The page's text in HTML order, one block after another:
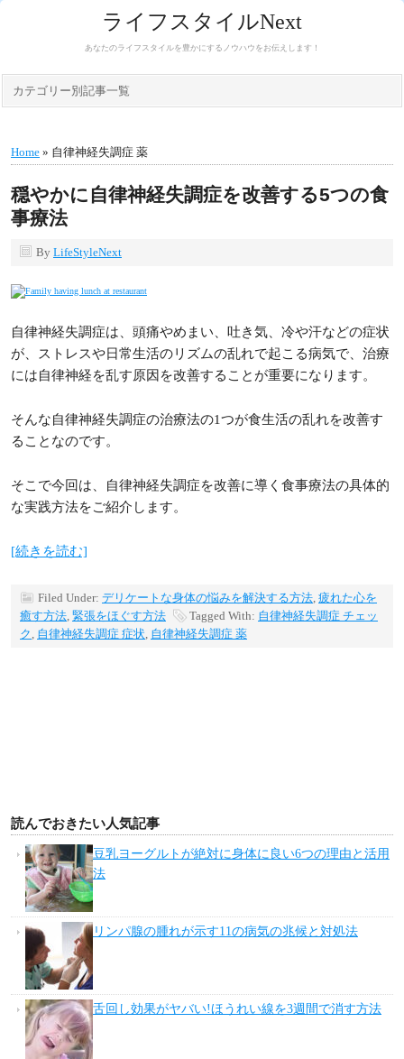
ライフスタイルNext
あなたのライフスタイルを豊かにするノウハウをお伝えします！
カテゴリー別記事一覧
Home » 自律神経失調症 薬
穏やかに自律神経失調症を改善する5つの食
事療法
By LifeStyleNext
自律神経失調症は、頭痛やめまい、吐き気、冷や汗などの症状
が、ストレスや日常生活のリズムの乱れで起こる病気で、治療
には自律神経を乱す原因を改善することが重要になります。
そんな自律神経失調症の治療法の1つが食生活の乱れを改善す
ることなのです。
そこで今回は、自律神経失調症を改善に導く食事療法の具体的
な実践方法をご紹介します。
[続きを読む]
Filed Under: デリケートな身体の悩みを解決する方法, 疲れた心を
癒す方法, 緊張をほぐす方法 Tagged With: 自律神経失調症 チェッ
ク , 自律神経失調症 症状, 自律神経失調症 薬
読んでおきたい人気記事
豆乳ヨーグルトが絶対に身体に良い6つの理由と活用
法
リンパ腺の腫れが示す11の病気の兆候と対処法
舌回し効果がヤバい!ほうれい線を3週間で消す方法